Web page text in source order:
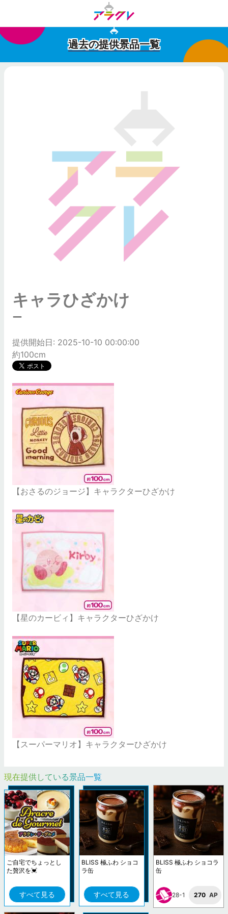
過去の提供景品一覧
キャラひざかけ
ー
提供開始日: 2025-10-10 00:00:00
約100cm
【おさるのジョージ】キャラクターひざかけ
【星のカービィ】キャラクターひざかけ
【スーパーマリオ】キャラクターひざかけ
現在提供している景品一覧
ご自宅でちょっとし
た贅沢を💓
すべて見る
BLISS 極ふわ ショコ
ラ缶
すべて見る
BLISS 極ふわ ショコラ
缶
28-1 270 AP